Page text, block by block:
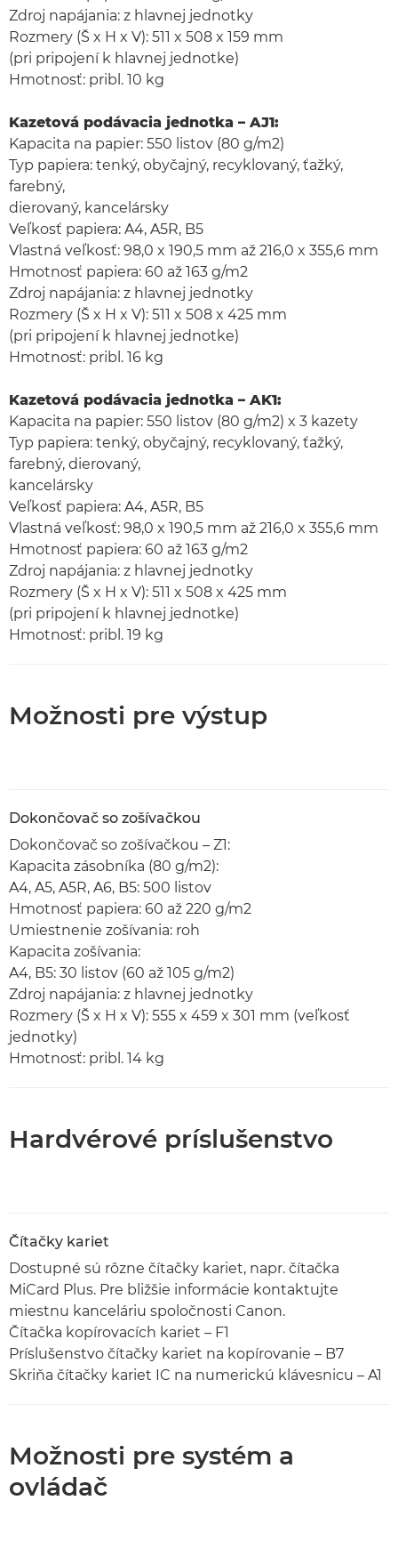
Zdroj napájania: z hlavnej jednotky
Rozmery (Š x H x V): 511 x 508 x 159 mm
(pri pripojení k hlavnej jednotke)
Hmotnosť: pribl. 10 kg
Kazetová podávacia jednotka – AJ1:
Kapacita na papier: 550 listov (80 g/m2)
Typ papiera: tenký, obyčajný, recyklovaný, ťažký,
farebný,
dierovaný, kancelársky
Veľkosť papiera: A4, A5R, B5
Vlastná veľkosť: 98,0 x 190,5 mm až 216,0 x 355,6 mm
Hmotnosť papiera: 60 až 163 g/m2
Zdroj napájania: z hlavnej jednotky
Rozmery (Š x H x V): 511 x 508 x 425 mm
(pri pripojení k hlavnej jednotke)
Hmotnosť: pribl. 16 kg
Kazetová podávacia jednotka – AK1:
Kapacita na papier: 550 listov (80 g/m2) x 3 kazety
Typ papiera: tenký, obyčajný, recyklovaný, ťažký,
farebný, dierovaný,
kancelársky
Veľkosť papiera: A4, A5R, B5
Vlastná veľkosť: 98,0 x 190,5 mm až 216,0 x 355,6 mm
Hmotnosť papiera: 60 až 163 g/m2
Zdroj napájania: z hlavnej jednotky
Rozmery (Š x H x V): 511 x 508 x 425 mm
(pri pripojení k hlavnej jednotke)
Hmotnosť: pribl. 19 kg
Možnosti pre výstup
Dokončovač so zošívačkou
Dokončovač so zošívačkou – Z1:
Kapacita zásobníka (80 g/m2):
A4, A5, A5R, A6, B5: 500 listov
Hmotnosť papiera: 60 až 220 g/m2
Umiestnenie zošívania: roh
Kapacita zošívania:
A4, B5: 30 listov (60 až 105 g/m2)
Zdroj napájania: z hlavnej jednotky
Rozmery (Š x H x V): 555 x 459 x 301 mm (veľkosť
jednotky)
Hmotnosť: pribl. 14 kg
Hardvérové príslušenstvo
Čítačky kariet
Dostupné sú rôzne čítačky kariet, napr. čítačka
MiCard Plus. Pre bližšie informácie kontaktujte
miestnu kanceláriu spoločnosti Canon.
Čítačka kopírovacích kariet – F1
Príslušenstvo čítačky kariet na kopírovanie – B7
Skriňa čítačky kariet IC na numerickú klávesnicu – A1
Možnosti pre systém a
ovládač